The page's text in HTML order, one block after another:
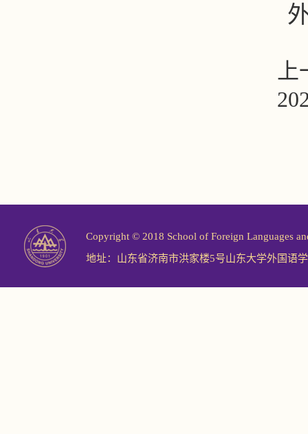
Copyright © 2018 School of Foreign Languages
地址：山东省济南市洪家楼5号山东大学外国语